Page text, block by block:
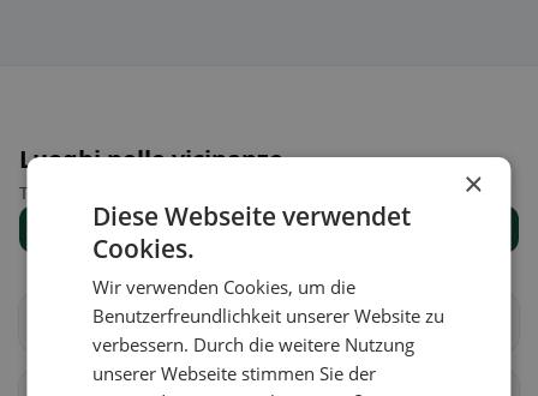
Luoghi nelle vicinanze
Trova il luogo giusto per la tua ricerca di ristoranti.
Mostra tutti i luoghi
Aarberg Bargen (BE)
×
Diese Webseite verwendet
Cookies.
Wir verwenden Cookies, um die
Benutzerfreundlichkeit unserer Website zu
verbessern. Durch die weitere Nutzung
unserer Webseite stimmen Sie der